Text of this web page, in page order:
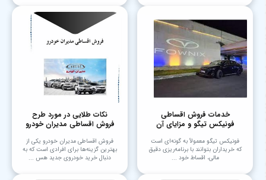
خدمات فروش اقساطی
فونیکس تیگو و مزایای آن
فونیکس تیگو معمولاً به گونه‌ای است
که خریداران بتوانند با برنامه‌ریزی دقیق
مالی، اقساط خود ...
نکات طلایی در مورد طرح
فروش اقساطی مدیران خودرو
فروش اقساطی مدیران خودرو یکی از
بهترین گزینه‌ها برای افرادی است که به
دنبال خرید خودروی جدید هس ...